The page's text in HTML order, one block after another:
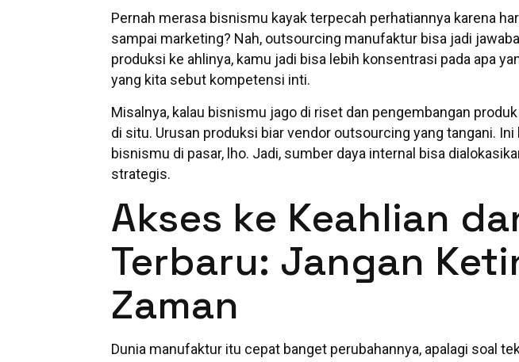
Pernah merasa bisnismu kayak terpecah perhatiannya karena
sampai marketing? Nah, outsourcing manufaktur bisa jadi
produksi ke ahlinya, kamu jadi bisa lebih konsentrasi pada apa
yang kita sebut kompetensi inti.
Misalnya, kalau bisnismu jago di riset dan pengembangan
di situ. Urusan produksi biar vendor outsourcing yang tangani.
bisnismu di pasar, lho. Jadi, sumber daya internal bisa
strategis.
Akses ke Keahlian
Terbaru: Jangan
Zaman
Dunia manufaktur itu cepat banget perubahannya, apalagi soal